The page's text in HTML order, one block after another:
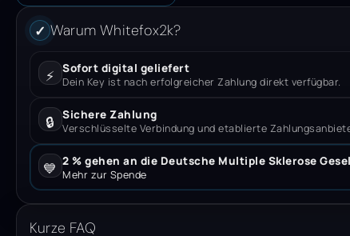
✓ Warum Whitefox2k?
⚡ Sofort digital geliefert
Dein Key ist nach erfolgreicher Zahlung direkt verfügbar.
🔒 Sichere Zahlung
Verschlüsselte Verbindung und etablierte
💙 2 % gehen an die Deutsche Multiple Sklerose
Mehr zur Spende
Kurze FAQ